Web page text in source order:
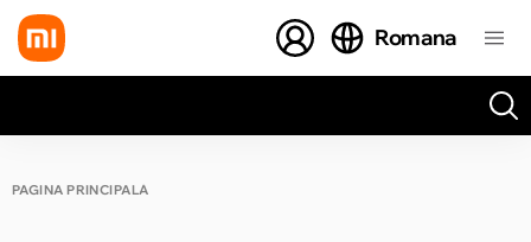
Romana
PAGINA PRINCIPALĂ